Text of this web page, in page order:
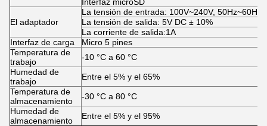
El adaptador
La tensión de entrada: 100V~240V, 50Hz~60Hz
La tensión de salida: 5V DC ± 10%
La corriente de salida:1A
Interfaz de carga
Micro 5 pines
Temperatura de
trabajo
-10 °C a 60 °C
Humedad de
trabajo
Entre el 5% y el 65%
Temperatura de
almacenamiento
-30 °C a 80 °C
Humedad de
almacenamiento
Entre el 5% y el 95%